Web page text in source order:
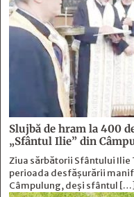
Slujbă de hram la 400
„Sfântul Ilie” din
Ziua sărbătorii Sfântului Ilie
perioada desfășurării
Câmpulung, deși sfântul